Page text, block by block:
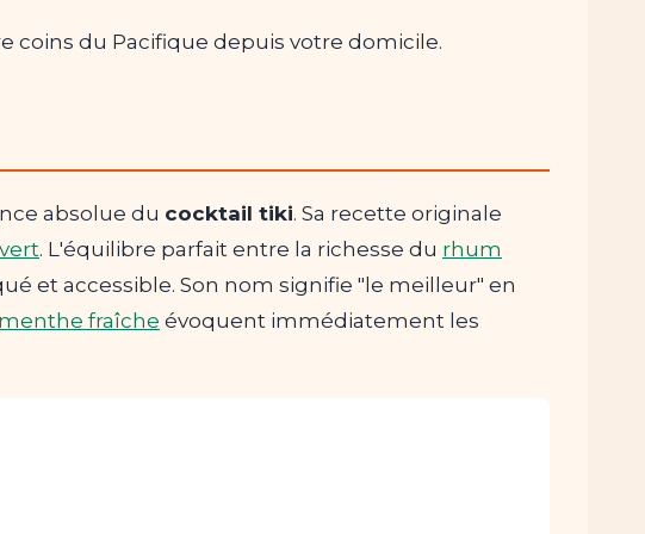
coins du Pacifique depuis votre domicile.
absolue du cocktail tiki. Sa recette originale
. L'équilibre parfait entre la richesse du rhum
et accessible. Son nom signifie "le meilleur" en
menthe fraîche évoquent immédiatement les